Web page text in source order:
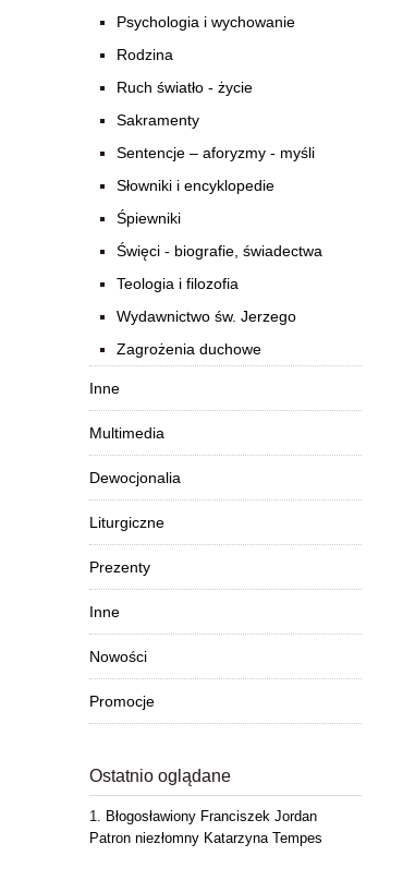
Psychologia i wychowanie
Rodzina
Ruch światło - życie
Sakramenty
Sentencje – aforyzmy - myśli
Słowniki i encyklopedie
Śpiewniki
Święci - biografie, świadectwa
Teologia i filozofia
Wydawnictwo św. Jerzego
Zagrożenia duchowe
Inne
Multimedia
Dewocjonalia
Liturgiczne
Prezenty
Inne
Nowości
Promocje
Ostatnio oglądane
Błogosławiony Franciszek Jordan
Patron niezłomny Katarzyna Tempes